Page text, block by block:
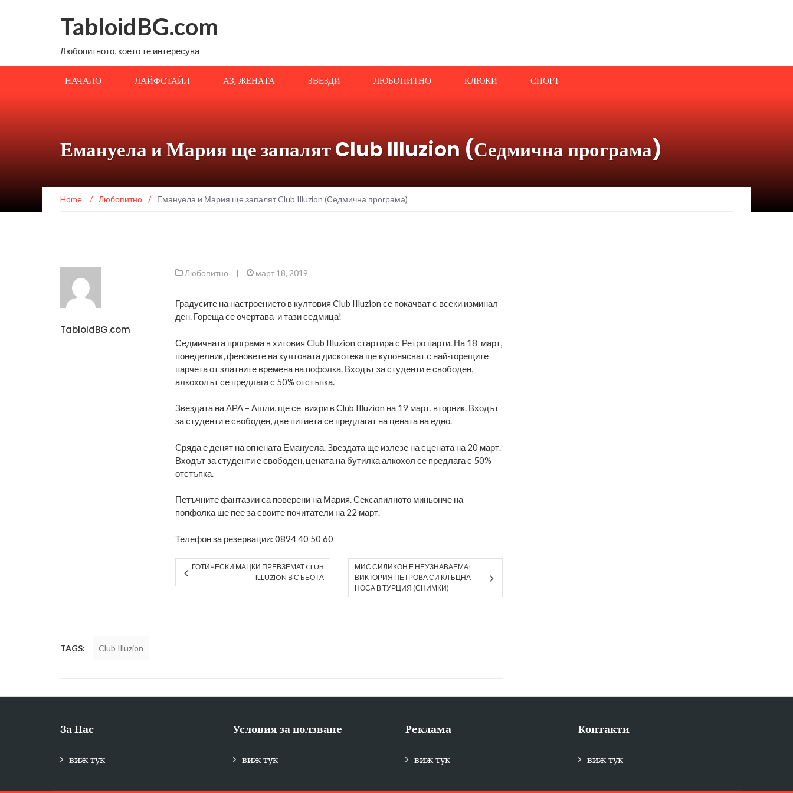
TabloidBG.com
Любопитното, което те интересува
НАЧАЛО ЛАЙФСТАЙЛ АЗ, ЖЕНАТА ЗВЕЗДИ ЛЮБОПИТНО КЛЮКИ СПОРТ
Емануела и Мария ще запалят Club Illuzion (Седмична програма)
Home / Любопитно / Емануела и Мария ще запалят Club Illuzion (Седмична програма)
TabloidBG.com
Любопитно | март 18, 2019
Градусите на настроението в култовия Club Illuzion се покачват с всеки изминал
ден. Гореща се очертава и тази седмица!
Седмичната програма в хитовия Club Illuzion стартира с Ретро парти. На 18 март,
понеделник, феновете на култовата дискотека ще купонясват с най-горещите
парчета от златните времена на пофолка. Входът за студенти е свободен,
алкохолът се предлага с 50% отстъпка.
Звездата на АРА – Ашли, ще се вихри в Club Illuzion на 19 март, вторник. Входът
за студенти е свободен, две питиета се предлагат на цената на едно.
Сряда е денят на огнената Емануела. Звездата ще излезе на сцената на 20 март.
Входът за студенти е свободен, цената на бутилка алкохол се предлага с 50%
отстъпка.
Петъчните фантазии са поверени на Мария. Сексапилното миньонче на
попфолка ще пее за своите почитатели на 22 март.
Телефон за резервации: 0894 40 50 60
ГОТИЧЕСКИ МАЦКИ ПРЕВЗЕМАТ CLUB
ILLUZION В СЪБОТА
МИС СИЛИКОН Е НЕУЗНАВАЕМА!
ВИКТОРИЯ ПЕТРОВА СИ КЛЪЦНА
НОСА В ТУРЦИЯ (СНИМКИ)
TAGS: Club Illuzion
За Нас
виж тук
Условия за ползване
виж тук
Реклама
виж тук
Контакти
виж тук